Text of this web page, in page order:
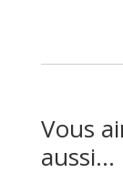
Vous
aussi…